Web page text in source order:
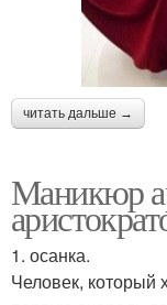
читать дальше →
Маникюр
1. осанка.
Человек, который